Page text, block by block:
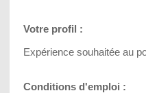
Votre profil :
Expérience souhaitée au
Conditions d'emploi :